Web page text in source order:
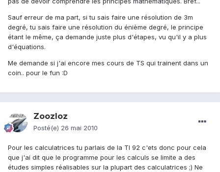
Sauf erreur de ma part, si tu sais faire une résolution de 3m
degré, tu sais faire une résolution du énième degré, le principe
étant le même, ça demande juste plus d'étapes, vu qu'il y a plus
d'équations.
Me demande si j'ai encore mes cours de TS qui trainent dans un
coin.. pour le fun :D
Zoozloz
Posté(e) 26 mai 2010
Pour les calculatrices tu parlais de la TI 92 c'ets donc pour cela
que j'ai dit que le programme pour les calculs se limite a des
études simples réalisables sur la plupart des calculatrices ;) Ne